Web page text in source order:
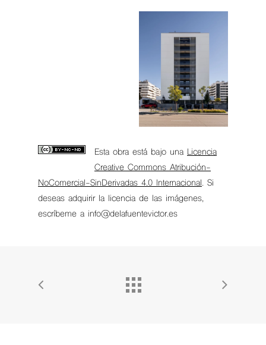
Esta obra está bajo una Licencia
Creative Commons Atribución-
NoComercial-SinDerivadas 4.0 Internacional. Si
deseas adquirir la licencia de las imágenes,
escríbeme a info@delafuentevictor.es